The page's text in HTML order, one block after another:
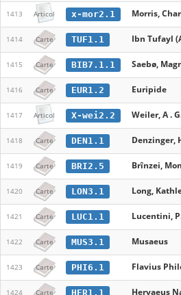
1413 Articol x-mor2.1 Morris,
1414 Carte TUF1.1 Ibn Tufayl
1415 Carte BIB7.1.1 Saebø,
1416 Carte EUR1.2 Euripide
1417 Articol X-wei2.2 Weiler, A .
1418 Carte DEN1.1 Denzinger,
1419 Carte BRI2.5 Brînzei,
1420 Carte LON3.1 Long,
1421 Carte LUC1.1 Lucentini,
1422 Carte MUS3.1 Musaeus
1423 Carte PHI6.1 Flavius
1424 Carte HER1.1 Hervaeus